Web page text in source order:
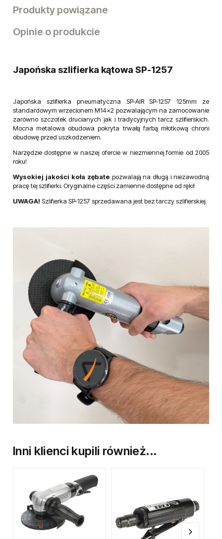
Produkty powiązane
Opinie o produkcie
Japońska szlifierka kątowa SP-1257
Japońska szlifierka pneumatyczna SP-AIR SP-1257 125mm ze
standardowym wrzecionem M14x2 pozwalającym na zamocowanie
zarówno szczotek drucianych jak i tradycyjnych tarcz szlifierskich.
Mocna metalowa obudowa pokryta trwałą farbą młotkową chroni
obudowę przed uszkodzeniem.
Narzędzie dostępne w naszej ofercie w niezmiennej formie od 2005
roku!
Wysokiej jakości koła zębate pozwalają na długą i niezawodną
pracę tej szlifierki. Oryginalne części zamienne dostępne od ręki!
UWAGA! Szlifierka SP-1257 sprzedawana jest bez tarczy szlifierskiej.
Inni klienci kupili również...